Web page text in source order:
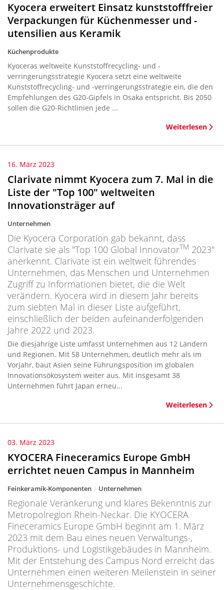
Kyocera erweitert Einsatz kunststofffreier
Verpackungen für Küchenmesser und -
utensilien aus Keramik
Küchenprodukte
Kyoceras weltweite Kunststoffrecycling- und -
verringerungsstrategie Kyocera setzt eine weltweite
Kunststoffrecycling- und -verringerungsstrategie ein, die den
Empfehlungen des G20-Gipfels in Osaka entspricht. Bis 2050
sollen die G20-Richtlinien jede ...
Weiterlesen
16. März 2023
Clarivate nimmt Kyocera zum 7. Mal in die
Liste der "Top 100" weltweiten
Innovationsträger auf
Unternehmen
Die Kyocera Corporation gab bekannt, dass
Clarivate sie als "Top 100 Global InnovatorTM 2023"
anerkennt. Clarivate ist ein weltweit führendes
Unternehmen, das Menschen und Unternehmen
Zugriff zu Informationen bietet, die die Welt
verändern. Kyocera wird in diesem Jahr bereits
zum siebten Mal in dieser Liste aufgeführt,
einschließlich der beiden aufeinanderfolgenden
Jahre 2022 und 2023.
Die diesjährige Liste umfasst Unternehmen aus 12 Ländern
und Regionen. Mit 58 Unternehmen, deutlich mehr als im
Vorjahr, baut Asien seine Führungsposition im globalen
Innovationsökosystem weiter aus. Mit insgesamt 38
Unternehmen führt Japan erneu...
Weiterlesen
03. März 2023
KYOCERA Fineceramics Europe GmbH
errichtet neuen Campus in Mannheim
Feinkeramik-Komponenten Unternehmen
Regionale Verankerung und klares Bekenntnis zur
Metropolregion Rhein-Neckar. Die KYOCERA
Fineceramics Europe GmbH beginnt am 1. März
2023 mit dem Bau eines neuen Verwaltungs-,
Produktions- und Logistikgebäudes in Mannheim.
Mit der Entstehung des Campus Nord erreicht das
Unternehmen einen weiteren Meilenstein in seiner
Unternehmensgeschichte.